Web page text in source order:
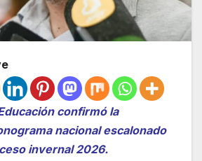
confirmó la
nacional escalonado
invernal 2026.